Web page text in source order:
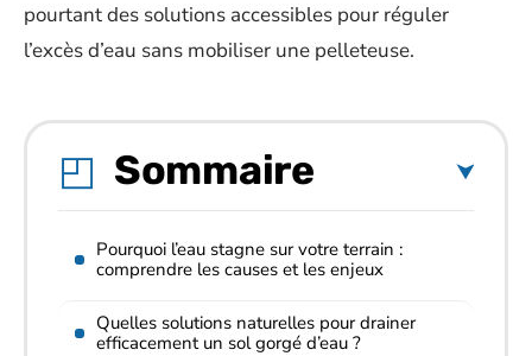
pourtant des solutions accessibles pour réguler
l’excès d’eau sans mobiliser une pelleteuse.
Sommaire
Pourquoi l’eau stagne sur votre terrain :
comprendre les causes et les enjeux
Quelles solutions naturelles pour drainer
efficacement un sol gorgé d’eau ?